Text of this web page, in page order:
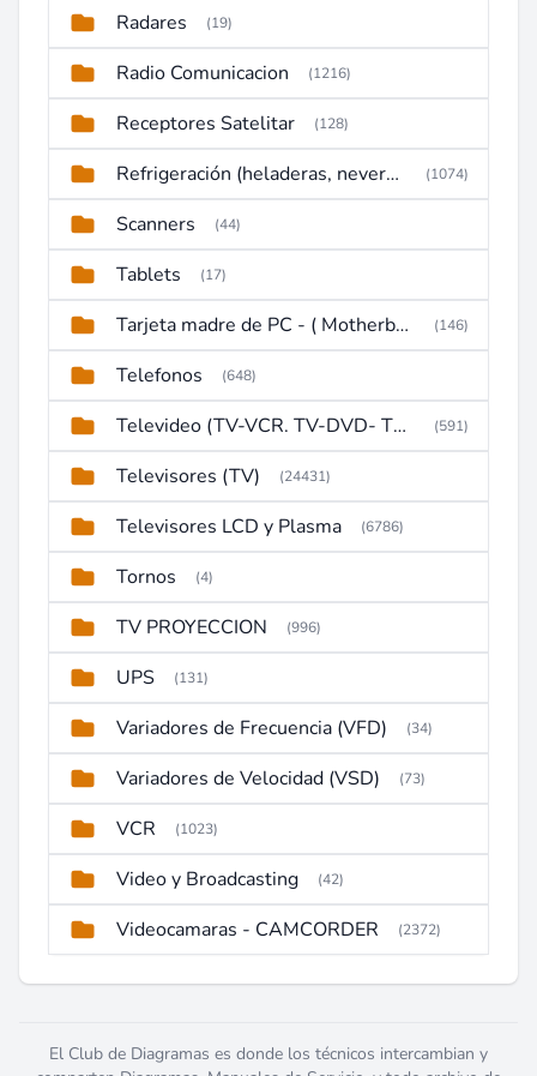
Radares (19)
Radio Comunicacion (1216)
Receptores Satelitar (128)
Refrigeración (heladeras, neveras, congeladores) (1074)
Scanners (44)
Tablets (17)
Tarjeta madre de PC - ( Motherboard ) (146)
Telefonos (648)
Televideo (TV-VCR. TV-DVD- TV-DVD-VCR) (591)
Televisores (TV) (24431)
Televisores LCD y Plasma (6786)
Tornos (4)
TV PROYECCION (996)
UPS (131)
Variadores de Frecuencia (VFD) (34)
Variadores de Velocidad (VSD) (73)
VCR (1023)
Video y Broadcasting (42)
Videocamaras - CAMCORDER (2372)
El Club de Diagramas es donde los técnicos intercambian y